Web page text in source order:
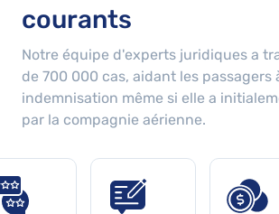
courants
Notre équipe d'experts juridiques a
de 700 000 cas, aidant les passagers
indemnisation même si elle a
par la compagnie aérienne.